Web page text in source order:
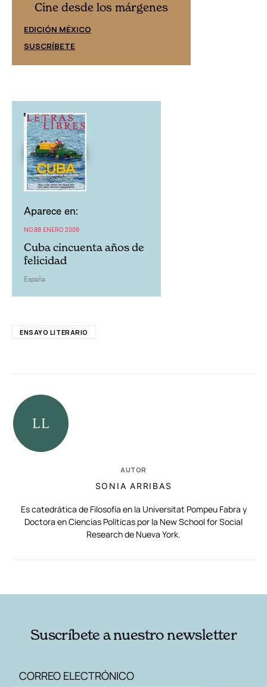
Cine desde los márgenes
EDICIÓN MÉXICO
SUSCRÍBETE
Aparece en:
NO.88 ENERO 2009
Cuba cincuenta años de
felicidad
España
ENSAYO LITERARIO
AUTOR
SONIA ARRIBAS
Es catedrática de Filosofía en la Universitat Pompeu Fabra y
Doctora en Ciencias Políticas por la New School for Social
Research de Nueva York.
Suscríbete a nuestro newsletter